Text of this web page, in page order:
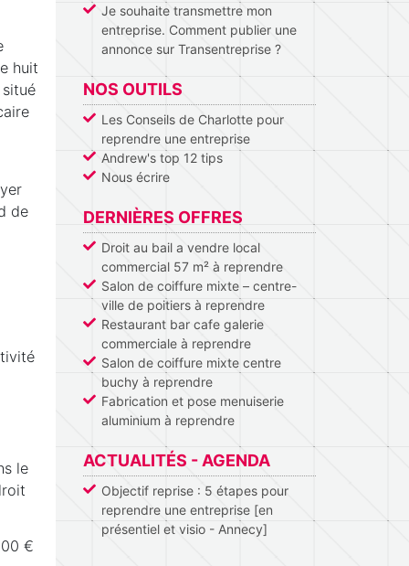
huit
de
le
€
Je souhaite transmettre mon
entreprise. Comment publier une
annonce sur Transentreprise ?
NOS OUTILS
Les Conseils de Charlotte pour
reprendre une entreprise
Andrew's top 12 tips
Nous écrire
DERNIÈRES OFFRES
Droit au bail a vendre local
commercial 57 m² à reprendre
Salon de coiffure mixte – centre-
ville de poitiers à reprendre
Restaurant bar cafe galerie
commerciale à reprendre
Salon de coiffure mixte centre
buchy à reprendre
Fabrication et pose menuiserie
aluminium à reprendre
ACTUALITÉS - AGENDA
Objectif reprise : 5 étapes pour
reprendre une entreprise [en
présentiel et visio - Annecy]